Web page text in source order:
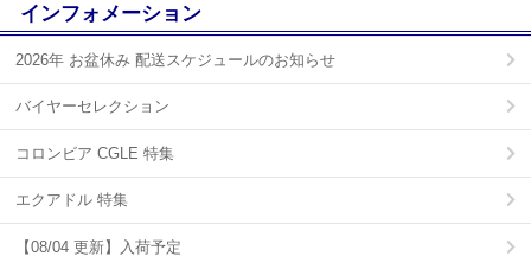
インフォメーション
2026年 お盆休み 配送スケジュールのお知らせ
バイヤーセレクション
コロンビア CGLE 特集
エクアドル 特集
【08/04 更新】入荷予定